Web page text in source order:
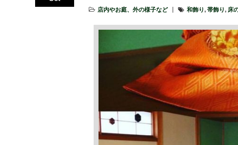
店内やお庭、外の様子など 和飾り, 帯飾り, 床